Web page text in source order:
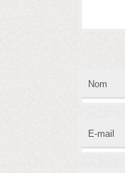
Nom
E-mail